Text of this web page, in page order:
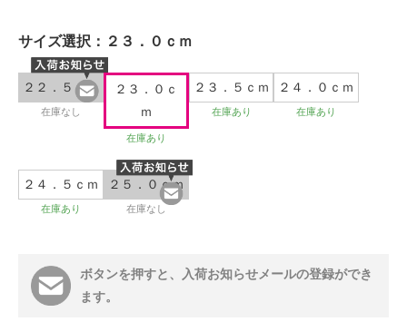
サイズ選択： ２３．０ｃｍ
２２．５ｃｍ
在庫なし
２３．０ｃ
ｍ
在庫あり
２３．５ｃｍ
在庫あり
２４．０ｃｍ
在庫あり
２４．５ｃｍ
在庫あり
２５．０ｃｍ
在庫なし
ボタンを押すと、入荷お知らせメールの登録ができ
ます。